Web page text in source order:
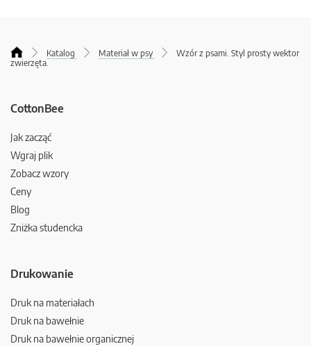
Katalog Materiał w psy
Wzór z psami. Styl prosty wektor
zwierzęta.
CottonBee
Jak zacząć
Wgraj plik
Zobacz wzory
Ceny
Blog
Zniżka studencka
Drukowanie
Druk na materiałach
Druk na bawełnie
Druk na bawełnie organicznej